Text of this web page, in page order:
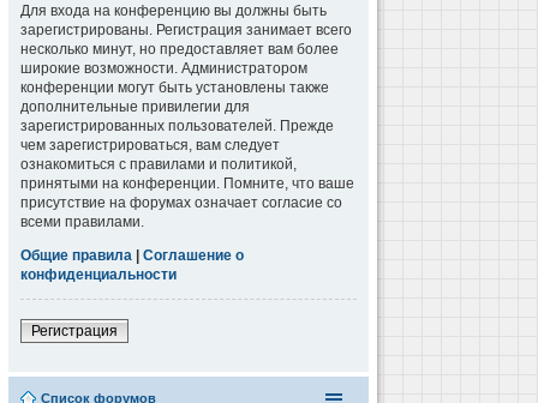
Для входа на конференцию вы должны быть
зарегистрированы. Регистрация занимает всего
несколько минут, но предоставляет вам более
широкие возможности. Администратором
конференции могут быть установлены также
дополнительные привилегии для
зарегистрированных пользователей. Прежде
чем зарегистрироваться, вам следует
ознакомиться с правилами и политикой,
принятыми на конференции. Помните, что ваше
присутствие на форумах означает согласие со
всеми правилами.
Общие правила | Соглашение о
конфиденциальности
Регистрация
Список форумов